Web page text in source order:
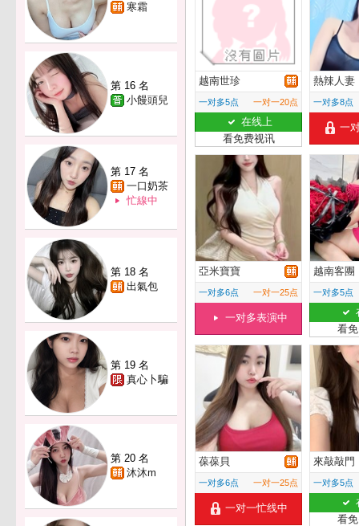
寒霜
第 16 名
小饅頭兒
第 17 名
一口奶茶
忙線中
第 18 名
出氣包
第 19 名
真心卜騙
第 20 名
沐沐m
越南世珍
一对多5点 一对一20点
在线上
看免费视讯
熱辣人妻
一对多8点
一
亞米寶寶
一对多6点 一对一25点
一对多表演中
越南客團
一对多5点
看
葆葆貝
一对多6点 一对一25点
一对一忙线中
來敲敲門
一对多5点
看